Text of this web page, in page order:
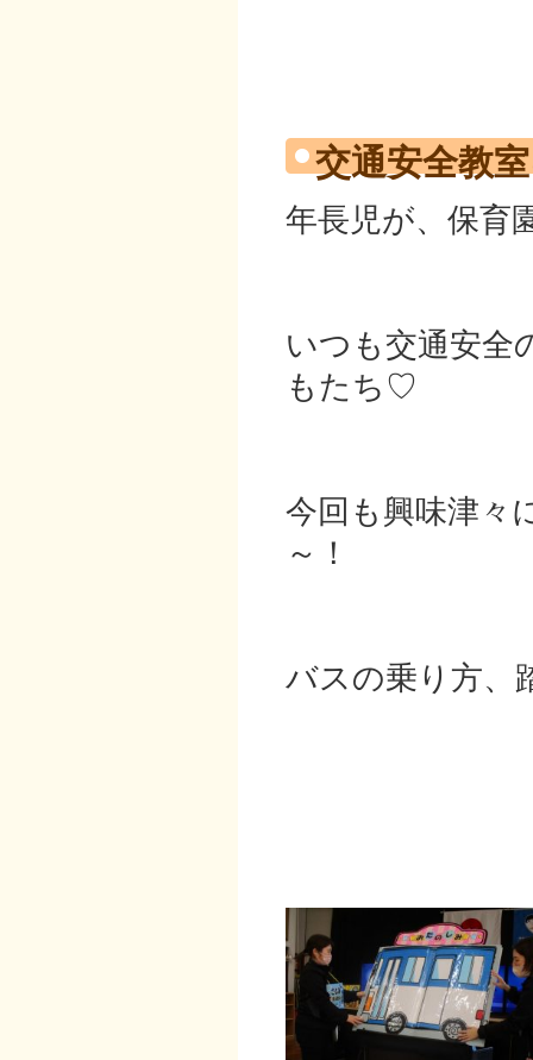
交通安全教
年長児が、保育
いつも交通安全
もたち♡
今回も興味津々
～！
バスの乗り方、